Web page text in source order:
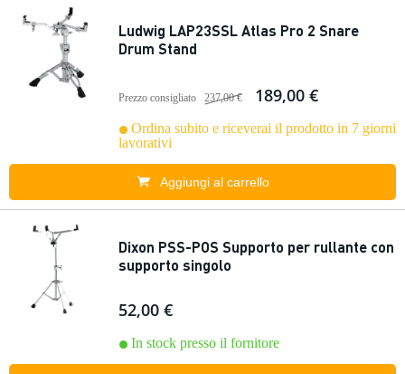
Ludwig LAP23SSL Atlas Pro 2 Snare
Drum Stand
Prezzo consigliato 237,00 € 189,00 €
Ordina subito e riceverai il prodotto in 7 giorni
lavorativi
Aggiungi al carrello
Dixon PSS-POS Supporto per rullante con
supporto singolo
52,00 €
In stock presso il fornitore